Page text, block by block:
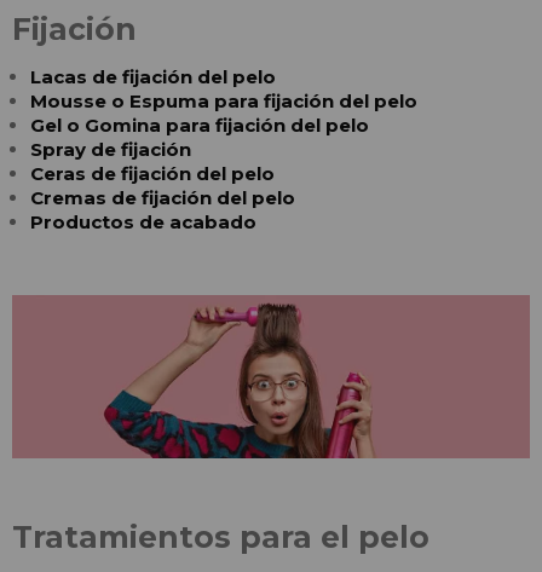
Fijación
Lacas de fijación del pelo
Mousse o Espuma para fijación del pelo
Gel o Gomina para fijación del pelo
Spray de fijación
Ceras de fijación del pelo
Cremas de fijación del pelo
Productos de acabado
Tratamientos para el pelo